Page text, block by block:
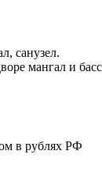
санузел.
мангал и
в рублях РФ